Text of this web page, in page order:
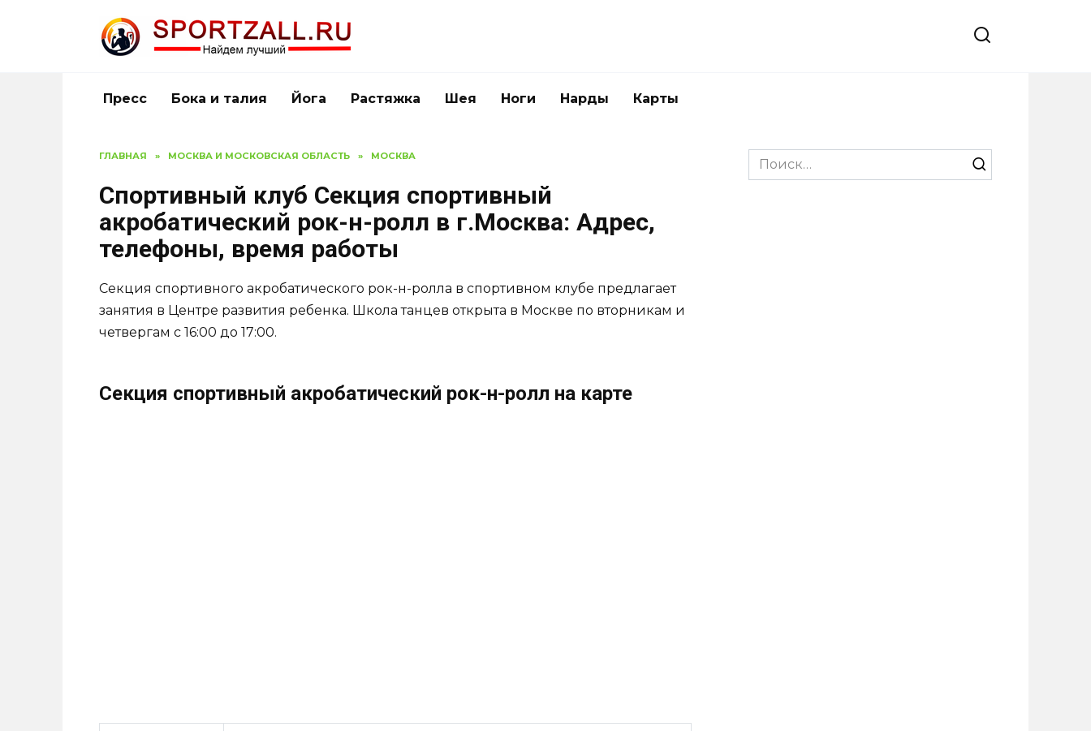
Пресс Бока и талия Йога Растяжка Шея Ноги Нарды Карты
ГЛАВНАЯ » МОСКВА И МОСКОВСКАЯ ОБЛАСТЬ » МОСКВА
Спортивный клуб Секция спортивный
акробатический рок-н-ролл в г.Москва: Адрес,
телефоны, время работы
Секция спортивного акробатического рок-н-ролла в спортивном клубе предлагает
занятия в Центре развития ребенка. Школа танцев открыта в Москве по вторникам и
четвергам с 16:00 до 17:00.
Секция спортивный акробатический рок-н-ролл на карте
Search
for: